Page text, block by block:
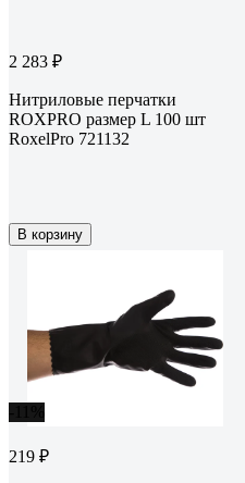
2 283 ₽
Нитриловые перчатки
ROXPRO размер L 100 шт
RoxelPro 721132
В корзину
219 ₽